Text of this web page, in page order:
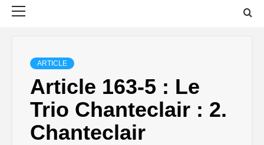
ARTICLE
Article 163-5 : Le
Trio Chanteclair : 2.
Chanteclair